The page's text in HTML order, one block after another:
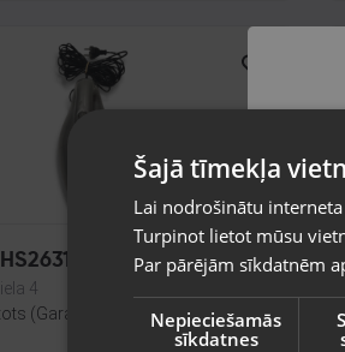
4
(Garantija 6 mēneši)
Šajā tīmekļa
Lai nodrošinātu
Turpinot lietot mūsu
Par pārējām sīkdatnēm
Nepieciešamās
sīkdatnes